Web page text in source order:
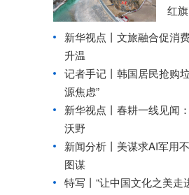
红
新华视点丨 文旅融合促消
升温
记者手记丨韩国居民抢购
源焦虑”
新华视点丨 春耕一线见闻
沃野
新闻分析丨美谋求AI军用
图谋
特写丨“让中国文化之美走